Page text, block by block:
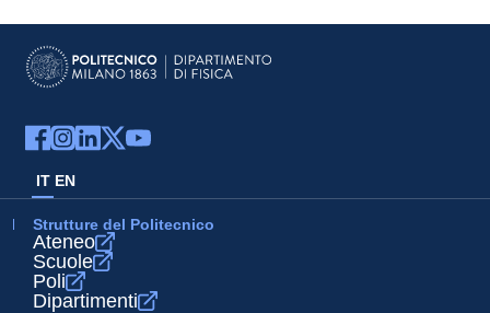
IT EN
Strutture del Politecnico
Ateneo
Scuole
Poli
Dipartimenti